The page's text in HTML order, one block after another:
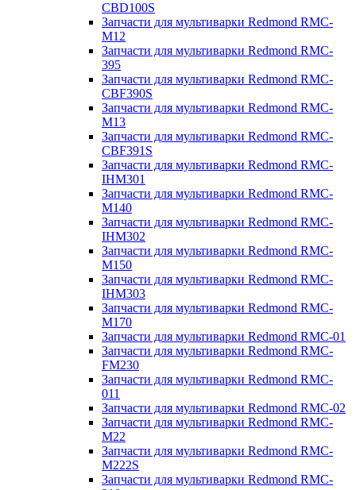
CBD100S
Запчасти для мультиварки Redmond RMC-
M12
Запчасти для мультиварки Redmond RMC-
395
Запчасти для мультиварки Redmond RMC-
CBF390S
Запчасти для мультиварки Redmond RMC-
M13
Запчасти для мультиварки Redmond RMC-
CBF391S
Запчасти для мультиварки Redmond RMC-
IHM301
Запчасти для мультиварки Redmond RMC-
M140
Запчасти для мультиварки Redmond RMC-
IHM302
Запчасти для мультиварки Redmond RMC-
M150
Запчасти для мультиварки Redmond RMC-
IHM303
Запчасти для мультиварки Redmond RMC-
M170
Запчасти для мультиварки Redmond RMC-01
Запчасти для мультиварки Redmond RMC-
FM230
Запчасти для мультиварки Redmond RMC-
011
Запчасти для мультиварки Redmond RMC-02
Запчасти для мультиварки Redmond RMC-
M22
Запчасти для мультиварки Redmond RMC-
M222S
Запчасти для мультиварки Redmond RMC-